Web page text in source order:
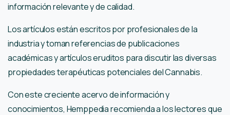
información relevante y de calidad.
Los artículos están escritos por profesionales de la
industria y toman referencias de publicaciones
académicas y artículos eruditos para discutir las diversas
propiedades terapéuticas potenciales del Cannabis.
Con este creciente acervo de información y
conocimientos, Hemppedia recomienda a los lectores que